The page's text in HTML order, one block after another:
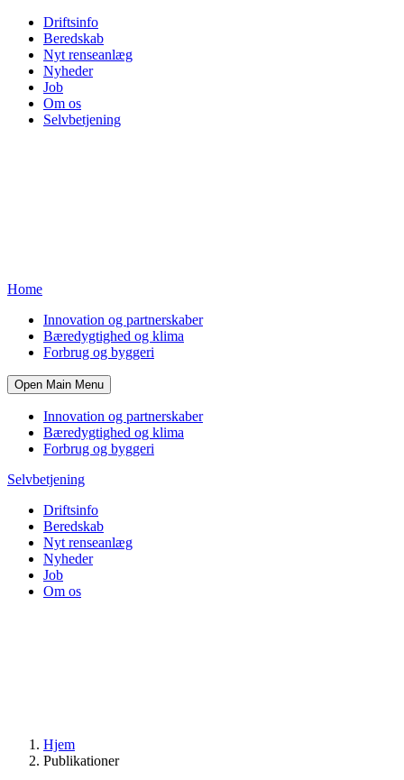
Driftsinfo
Beredskab
Nyt renseanlæg
Nyheder
Job
Om os
Selvbetjening
Home
Innovation og partnerskaber
Bæredygtighed og klima
Forbrug og byggeri
Open Main Menu
Innovation og partnerskaber
Bæredygtighed og klima
Forbrug og byggeri
Selvbetjening
Driftsinfo
Beredskab
Nyt renseanlæg
Nyheder
Job
Om os
Hjem
Publikationer